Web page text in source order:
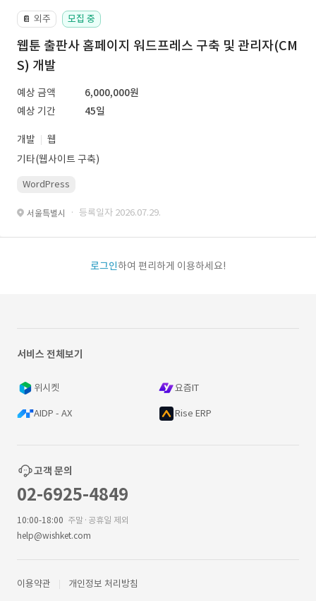
📔 외주 모집 중
웹툰 출판사 홈페이지 워드프레스 구축 및 관리자(CM
S) 개발
예상 금액
6,000,000원
예상 기간
45일
개발
웹
기타(웹사이트 구축)
WordPress
서울특별시 · 등록일자 2026.07.29.
로그인하여 편리하게 이용하세요!
서비스 전체보기
위시켓 요즘IT
AIDP - AX Rise ERP
고객 문의
02-6925-4849
10:00-18:00 주말·공휴일 제외
help@wishket.com
이용약관 개인정보 처리방침